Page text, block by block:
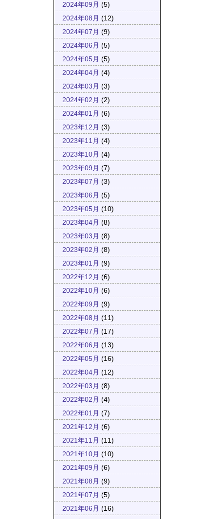
2024年09月 (5)
2024年08月 (12)
2024年07月 (9)
2024年06月 (5)
2024年05月 (5)
2024年04月 (4)
2024年03月 (3)
2024年02月 (2)
2024年01月 (6)
2023年12月 (3)
2023年11月 (4)
2023年10月 (4)
2023年09月 (7)
2023年07月 (3)
2023年06月 (5)
2023年05月 (10)
2023年04月 (8)
2023年03月 (8)
2023年02月 (8)
2023年01月 (9)
2022年12月 (6)
2022年10月 (6)
2022年09月 (9)
2022年08月 (11)
2022年07月 (17)
2022年06月 (13)
2022年05月 (16)
2022年04月 (12)
2022年03月 (8)
2022年02月 (4)
2022年01月 (7)
2021年12月 (6)
2021年11月 (11)
2021年10月 (10)
2021年09月 (6)
2021年08月 (9)
2021年07月 (5)
2021年06月 (16)